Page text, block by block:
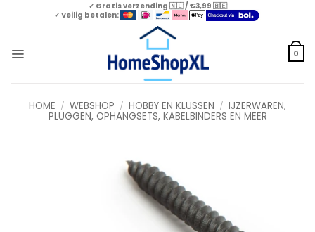
✓ Gratis verzending 🇳🇱 / €3,99 🇧🇪
✓ Veilig betalen:
0
HOME / WEBSHOP / HOBBY EN KLUSSEN / IJZERWAREN,
PLUGGEN, OPHANGSETS, KABELBINDERS EN MEER